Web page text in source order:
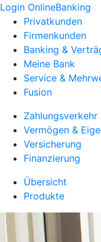
Login OnlineBanking
Privatkunden
Firmenkunden
Banking &
Meine Bank
Service &
Fusion
Zahlungsverkehr
Vermögen &
Versicherung
Finanzierung
Übersicht
Produkte